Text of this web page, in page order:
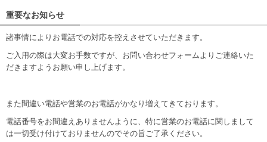
重要なお知らせ
諸事情によりお電話での対応を控えさせていただきます。
ご入用の際は大変お手数ですが、お問い合わせフォームよりご連絡いた
だきますようお願い申し上げます。
また間違い電話や営業のお電話がかなり増えてきております。
電話番号をお間違えありませんように、特に営業のお電話に関しまして
は一切受け付けておりませんのでその旨ご了承ください。